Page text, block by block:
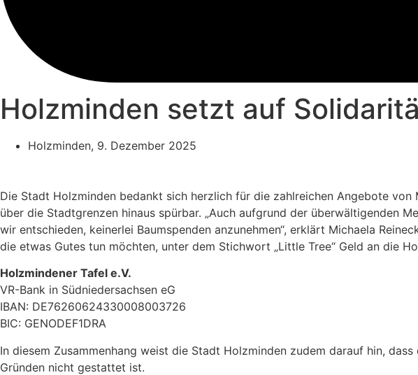
Holzminden setzt auf
Holzminden, 9. Dezember 2025
Die Stadt Holzminden bedankt sich herzlich für die zahlreichen Angebote von
über die Stadtgrenzen hinaus spürbar. „Auch aufgrund der überwältigenden
wir entschieden, keinerlei Baumspenden anzunehmen“, erklärt Michaela
die etwas Gutes tun möchten, unter dem Stichwort „Little Tree“ Geld an die
Holzmindener Tafel e.V.
VR-Bank in Südniedersachsen eG
IBAN: DE76260624330008003726
BIC: GENODEF1DRA
In diesem Zusammenhang weist die Stadt Holzminden zudem darauf hin,
Gründen nicht gestattet ist.